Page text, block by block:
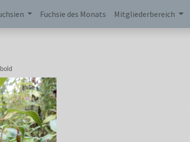
Fuchsie des Monats Mitgliederbereich